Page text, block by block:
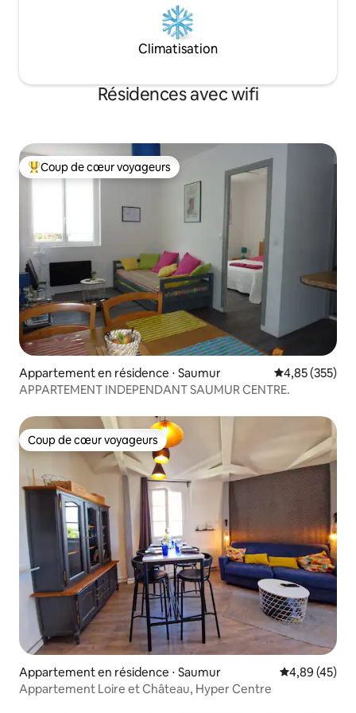
Climatisation
Résidences avec wifi
Coups de cœur voyageurs les plus appréciés
Coup de cœur voyageurs
Appartement en résidence ⋅ Saumur Évaluation
4,85 (355)
APPARTEMENT INDEPENDANT SAUMUR CENTRE.
Coup de cœur voyageurs
Coup de cœur voyageurs
Appartement en résidence ⋅ Saumur Évaluation
4,89 (45)
Appartement Loire et Château, Hyper Centre